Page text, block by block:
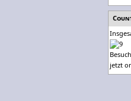
jetzt